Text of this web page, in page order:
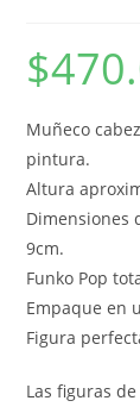
$
Muñeco
pintura.
Altura
Dimensiones
9cm.
Funko Pop
Empaque en
Figura
Las figuras